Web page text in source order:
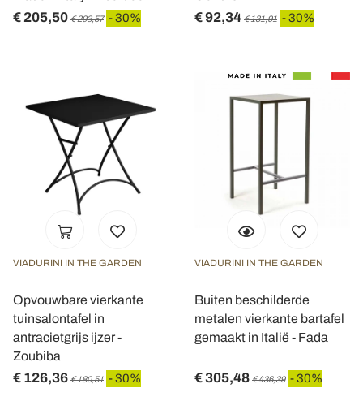
pubblicità e social media, i quali potrebbero combinarle
€ 205,50 € 293,57 - 30% € 92,34 € 131,91 - 30%
VIADURINI IN THE GARDEN
Opvouwbare vierkante
tuinsalontafel in
antracietgrijs ijzer -
Zoubiba
€ 126,36 € 180,51 - 30%
VIADURINI IN THE GARDEN
Buiten beschilderde
metalen vierkante bartafel
gemaakt in Italië - Fada
€ 305,48 € 436,39 - 30%